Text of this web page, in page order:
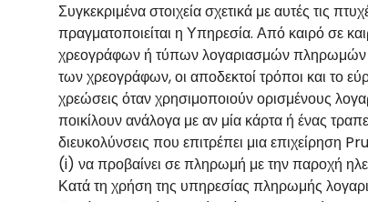
Συγκεκριμένα στοιχεία σχετικά με αυτές τις
πραγματοποιείται η Υπηρεσία. Από καιρό σε
χρεογράφων ή τύπων λογαριασμών πληρωμών
των χρεογράφων, οι αποδεκτοί τρόποι και το
χρεώσεις όταν χρησιμοποιούν ορισμένους
ποικίλουν ανάλογα με αν μία κάρτα ή ένας
διευκολύνσεις που επιτρέπει μια επιχείρηση
(i) να προβαίνει σε πληρωμή με την παροχή
Κατά τη χρήση της υπηρεσίας πληρωμής